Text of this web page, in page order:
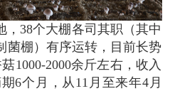
38个大棚各司其职（其中
菌棚）有序运转，目前长势
1000-2000余斤左右，收入
6个月，从11月至来年4月